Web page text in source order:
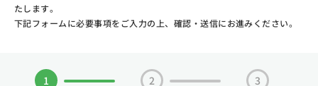
たします。
下記フォームに必要事項をご入力の上、確認・送信にお進みください。
1 2 3